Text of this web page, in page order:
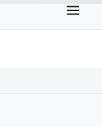
↑0.00%